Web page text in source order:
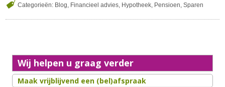
Categorieën: Blog, Financieel advies, Hypotheek, Pensioen,Sparen
Wij helpen u graag verder
Maak vrijblijvend een (bel)afspraak